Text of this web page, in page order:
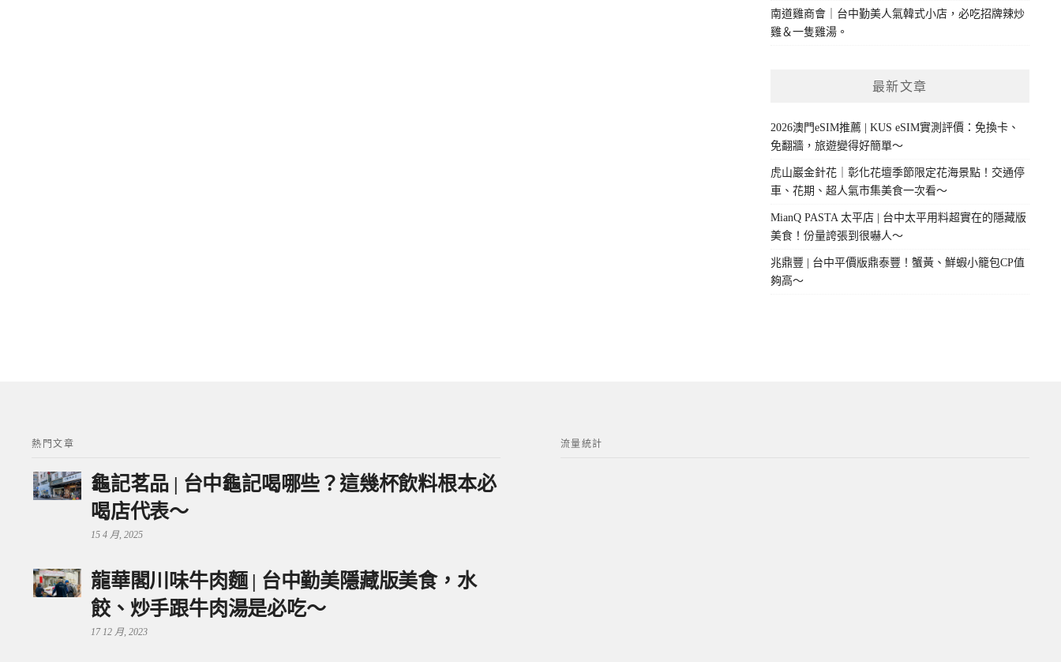
南道雞商會｜台中勤美人氣韓式小店，必吃招牌辣炒
雞＆一隻雞湯。
最新文章
2026澳門eSIM推薦 | KUS eSIM實測評價：免換卡、
免翻牆，旅遊變得好簡單～
虎山巖金針花｜彰化花壇季節限定花海景點！交通停
車、花期、超人氣市集美食一次看～
MianQ PASTA 太平店 | 台中太平用料超實在的隱藏版
美食！份量誇張到很嚇人～
兆鼎豐 | 台中平價版鼎泰豐！蟹黃、鮮蝦小籠包CP值
夠高～
熱門文章
龜記茗品 | 台中龜記喝哪些？這幾杯飲料根本必
喝店代表～
15 4 月, 2025
龍華閣川味牛肉麵 | 台中勤美隱藏版美食，水
餃、炒手跟牛肉湯是必吃～
17 12 月, 2023
流量統計